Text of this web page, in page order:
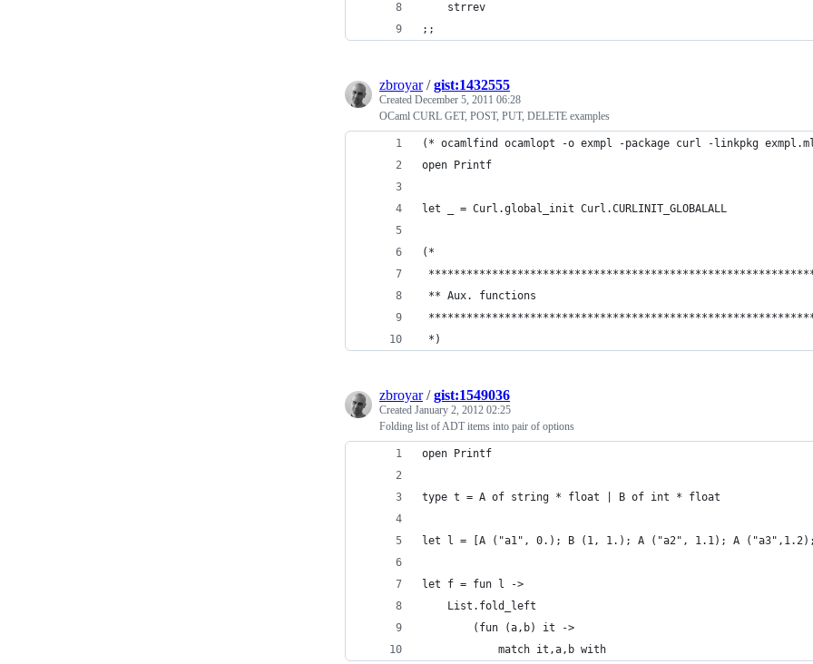
	strrev
;;
zbroyar/gist:1432555
Created December 5, 2011 06:28
OCaml CURL GET, POST, PUT, DELETE examples
(* ocamlfind ocamlopt -o exmpl -package curl -linkpkg
open Printf
let _ = Curl.global_init Curl.CURLINIT_GLOBALALL
(*
** Aux. functions
*)
zbroyar/gist:1549036
Created January 2, 2012 02:25
Folding list of ADT items into pair of options
open Printf
type t = A of string * float | B of int * float
let l = [A ("a1", 0.); B (1, 1.); A ("a2", 1.1); A ("a3",1.2);
let f = fun l ->
	List.fold_left
		(fun (a,b) it ->
			match it,a,b with